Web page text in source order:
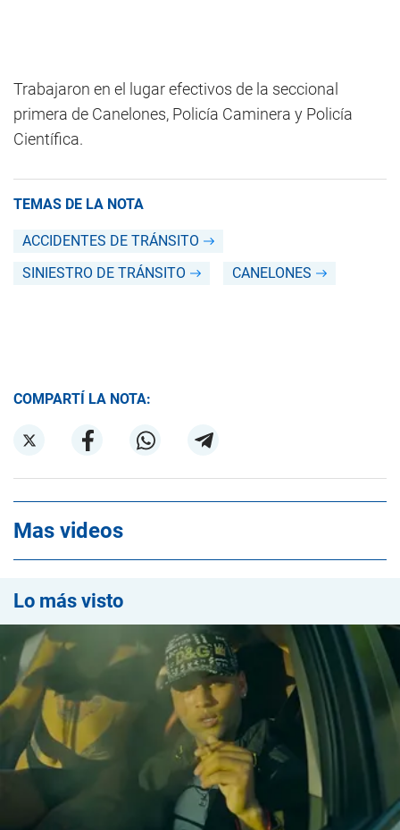
Trabajaron en el lugar efectivos de la seccional
primera de Canelones, Policía Caminera y Policía
Científica.
TEMAS DE LA NOTA
ACCIDENTES DE TRÁNSITO
SINIESTRO DE TRÁNSITO
CANELONES
COMPARTÍ LA NOTA:
Mas videos
Lo más visto